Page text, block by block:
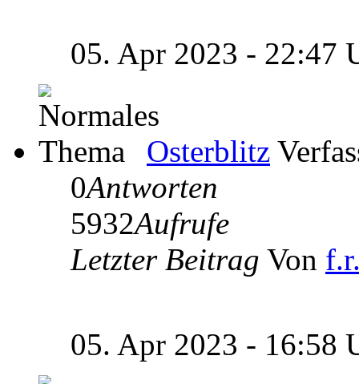
05. Apr 2023 - 22:47
Osterblitz
0Antworten
5932Aufrufe
Letzter Beitrag Von
05. Apr 2023 - 16:58